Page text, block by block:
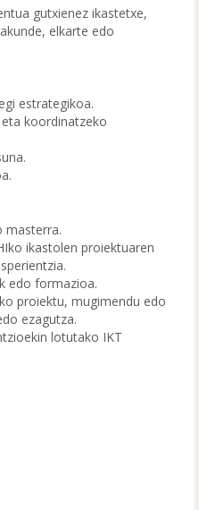
gutxienez ikastetxe,
elkarte edo
estrategikoa.
koordinatzeko
masterra.
ikastolen proiektuaren
edo formazioa.
proiektu, mugimendu edo
ezagutza.
lotutako IKT